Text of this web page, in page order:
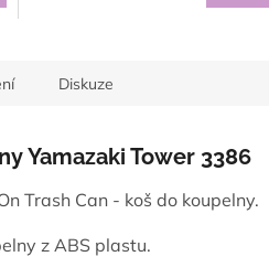
Diskuze
Yamazaki Tower 3386
Trash Can - koš do koupelny.
z ABS plastu.